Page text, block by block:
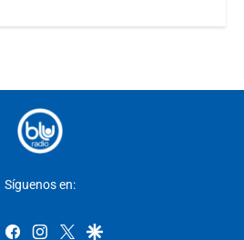
Síguenos en:
whatsappfacebookinstagram
twittergoogle